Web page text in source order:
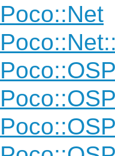
Poco::Net
Poco::OSP